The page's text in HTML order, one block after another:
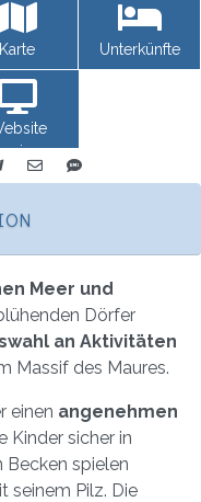
Karte Unterkünfte
Meer und
Dörfer
an Aktivitäten
Massif des Maures.
einen angenehmen
Kinder sicher in
spielen
seinem Pilz. Die